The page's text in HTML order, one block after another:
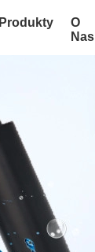
Produkty
O
Nas